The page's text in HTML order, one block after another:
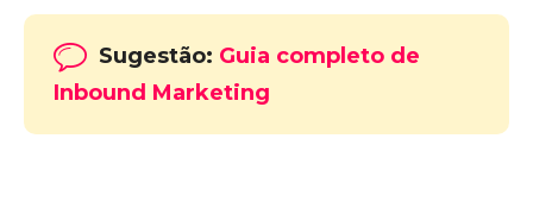
Sugestão: Guia completo de
Inbound Marketing